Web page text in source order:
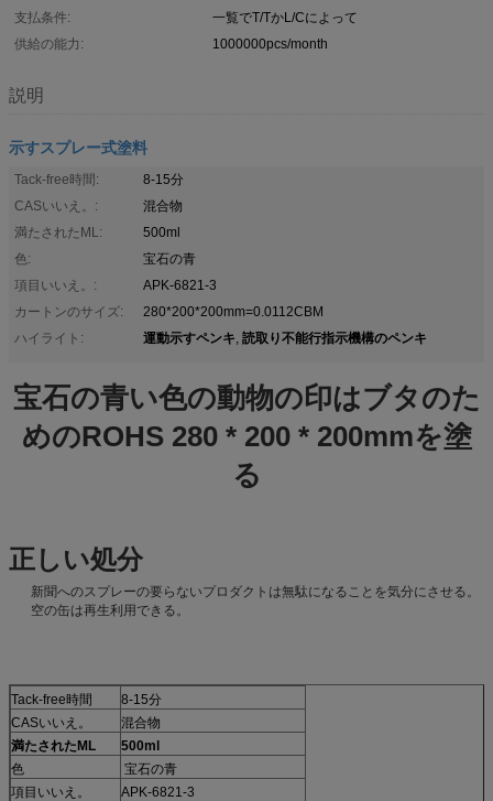
支払条件:
一覧でT/TかL/Cによって
供給の能力:
1000000pcs/month
説明
示すスプレー式塗料
Tack-free時間:
8-15分
CASいいえ。:
混合物
満たされたML:
500ml
色:
宝石の青
項目いいえ。:
APK-6821-3
カートンのサイズ:
280*200*200mm=0.0112CBM
ハイライト:
運動示すペンキ, 読取り不能行指示機構のペンキ
宝石の青い色の動物の印はブタのた
めのROHS 280 * 200 * 200mmを塗
る
正しい処分
新聞へのスプレーの要らないプロダクトは無駄になることを気分にさせる。
空の缶は再生利用できる。
Tack-free時間
8-15分
CASいいえ。
混合物
満たされたML
500ml
色
宝石の青
項目いいえ。
APK-6821-3